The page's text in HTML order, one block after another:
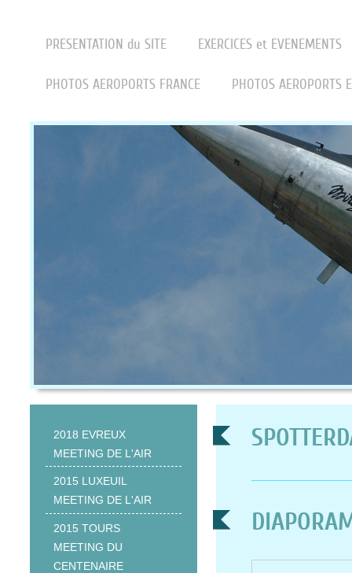
PRESENTATION du SITE EXERCICES et EVENEMENTS
PHOTOS AEROPORTS FRANCE PHOTOS AEROPORTS
2018 EVREUX
MEETING DE L'AIR
2015 LUXEUIL
MEETING DE L'AIR
2015 TOURS
MEETING DU
CENTENAIRE